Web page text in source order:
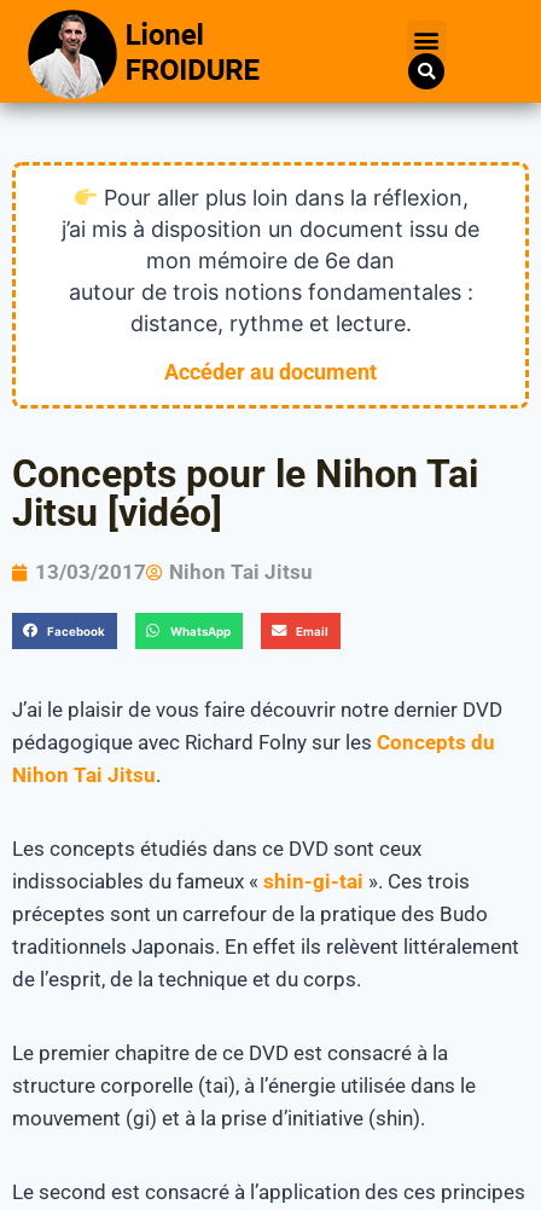
Pour aller plus loin dans la réflexion,
j’ai mis à disposition un document issu de
mon mémoire de 6e dan
autour de trois notions fondamentales :
distance, rythme et lecture.
Accéder au document
Concepts pour le Nihon Tai
Jitsu [vidéo]
13/03/2017 Nihon Tai Jitsu
Facebook WhatsApp Email
J’ai le plaisir de vous faire découvrir notre dernier DVD
pédagogique avec Richard Folny sur les Concepts du
Nihon Tai Jitsu.
Les concepts étudiés dans ce DVD sont ceux
indissociables du fameux « shin-gi-tai ». Ces trois
préceptes sont un carrefour de la pratique des Budo
traditionnels Japonais. En effet ils relèvent littéralement
de l’esprit, de la technique et du corps.
Le premier chapitre de ce DVD est consacré à la
structure corporelle (tai), à l’énergie utilisée dans le
mouvement (gi) et à la prise d’initiative (shin).
Le second est consacré à l’application des ces principes